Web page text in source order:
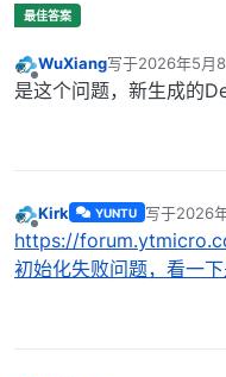
离线
WuXiang写于2026年5月
最后由 编辑
是这个问题，新生成的
离线
Kirk YUNTU 写于2026
最后由 编辑
https://
初始化失败问题，看一